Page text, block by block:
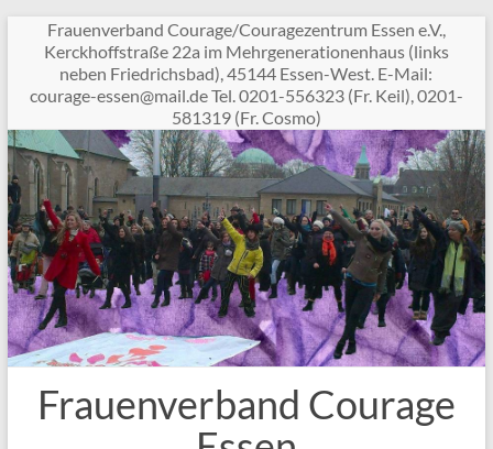
Inhalt
springen
Frauenverband Courage/Couragezentrum Essen e.V.,
Kerckhoffstraße 22a im Mehrgenerationenhaus (links
neben Friedrichsbad), 45144 Essen-West. E-Mail:
ed.li
am@ne
sse-e
garuo
c
Tel. 0201-556323 (Fr. Keil), 0201-
581319 (Fr. Cosmo)
Frauenverband Courage